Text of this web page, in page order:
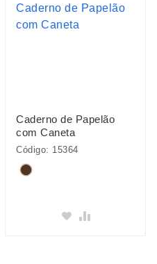
Caderno de Papelão
com Caneta
Código: 15364